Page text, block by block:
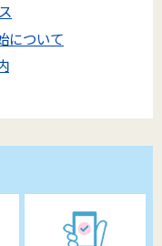
について